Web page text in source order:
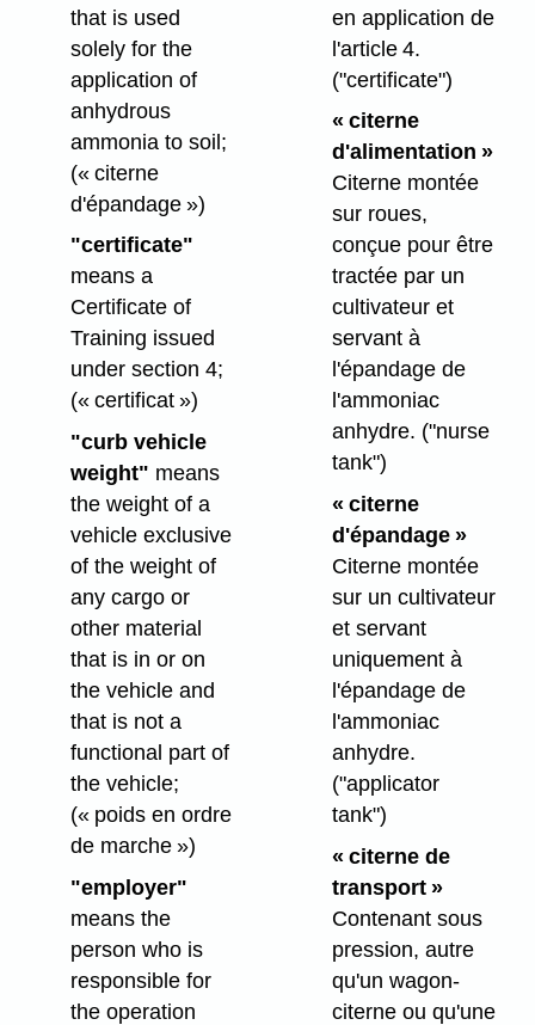
that is used
solely for the
application of
anhydrous
ammonia to soil;
(« citerne
d'épandage »)
"certificate"
means a
Certificate of
Training issued
under section 4;
(« certificat »)
"curb vehicle
weight" means
the weight of a
vehicle exclusive
of the weight of
any cargo or
other material
that is in or on
the vehicle and
that is not a
functional part of
the vehicle;
(« poids en ordre
de marche »)
"employer"
means the
person who is
responsible for
the operation
en application de
l'article 4.
("certificate")
« citerne
d'alimentation »
Citerne montée
sur roues,
conçue pour être
tractée par un
cultivateur et
servant à
l'épandage de
l'ammoniac
anhydre. ("nurse
tank")
« citerne
d'épandage »
Citerne montée
sur un cultivateur
et servant
uniquement à
l'épandage de
l'ammoniac
anhydre.
("applicator
tank")
« citerne de
transport »
Contenant sous
pression, autre
qu'un wagon-
citerne ou qu'une